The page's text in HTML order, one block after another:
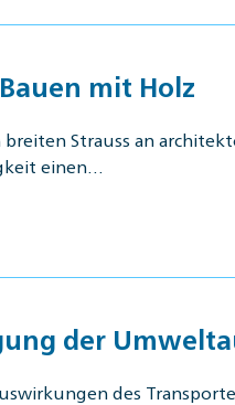
mit Holz
Strauss an
einen…
der
des